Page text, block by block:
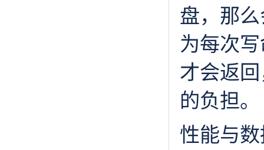
盘，那
为每次
才会返
的负担。
性能与